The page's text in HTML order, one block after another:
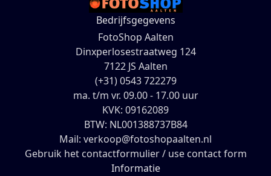
Bedrijfsgegevens
FotoShop Aalten
Dinxperlosestraatweg 124
7122 JS Aalten
(+31) 0543 722279
ma. t/m vr. 09.00 - 17.00 uur
KVK: 09162089
BTW: NL001388737B84
Mail: verkoop@fotoshopaalten.nl
Gebruik het contactformulier / use contact form
Informatie